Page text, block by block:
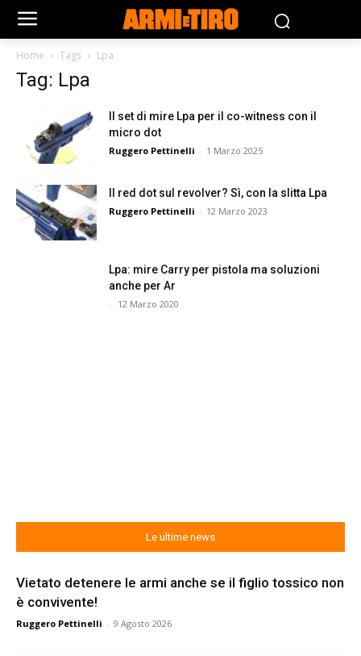
Home Tags Lpa
Tag: Lpa
Il set di mire Lpa per il co-witness con il
micro dot
Ruggero Pettinelli - 1 Marzo 2025
Il red dot sul revolver? Sì, con la slitta Lpa
Ruggero Pettinelli - 12 Marzo 2023
Lpa: mire Carry per pistola ma soluzioni
anche per Ar
- 12 Marzo 2020
Le ultime news
Vietato detenere le armi anche se il figlio tossico non
è convivente!
Ruggero Pettinelli - 9 Agosto 2026